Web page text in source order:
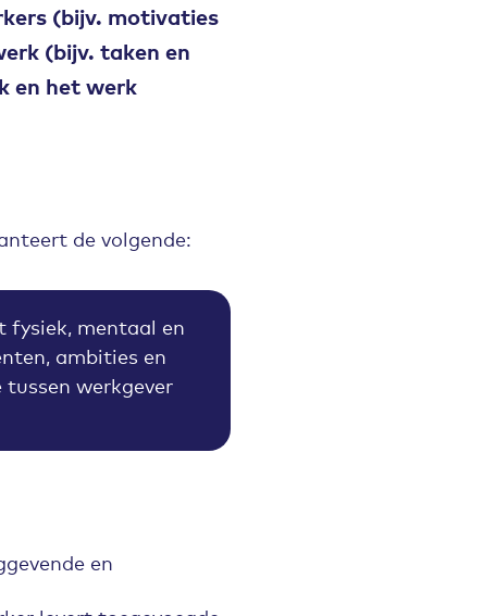
(bijv. motivaties
(bijv. taken en
en het werk
de volgende:
fysiek, mentaal en
ambities en
werkgever
en